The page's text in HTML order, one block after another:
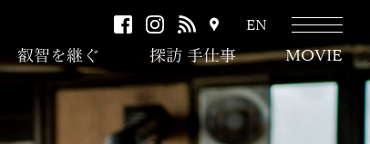
facebookinstagram
RSS
ク
セ
ス
EN
叡智を継ぐ 探訪 手仕事 MOVIE